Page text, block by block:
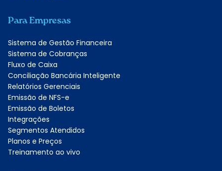
Para Empresas
Sistema de Gestão Financeira
Sistema de Cobranças
Fluxo de Caixa
Conciliação Bancária Inteligente
Relatórios Gerenciais
Emissão de NFS-e
Emissão de Boletos
Integrações
Segmentos Atendidos
Planos e Preços
Treinamento ao vivo